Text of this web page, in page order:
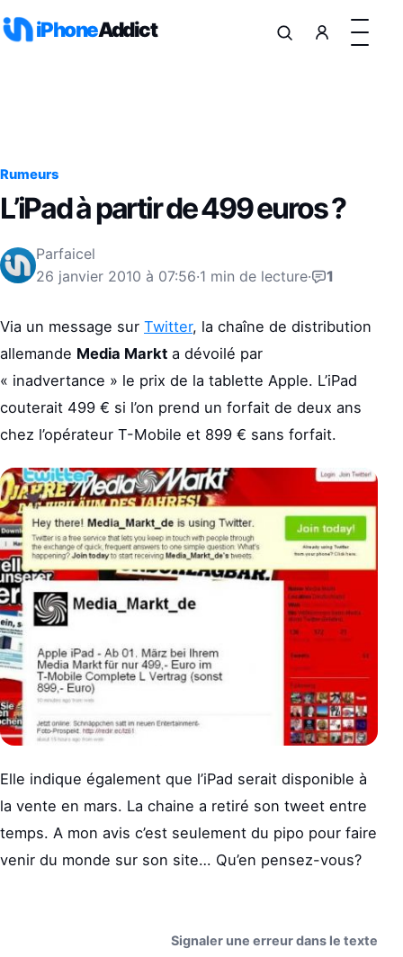
iPhoneAddict
Rumeurs
L’iPad à partir de 499 euros ?
Parfaicel
26 janvier 2010 à 07:56·1 min de lecture· 1
Via un message sur Twitter, la chaîne de distribution
allemande Media Markt a dévoilé par
« inadvertance » le prix de la tablette Apple. L’iPad
couterait 499 € si l’on prend un forfait de deux ans
chez l’opérateur T-Mobile et 899 € sans forfait.
Elle indique également que l’iPad serait disponible à
la vente en mars. La chaine a retiré son tweet entre
temps. A mon avis c’est seulement du pipo pour faire
venir du monde sur son site… Qu’en pensez-vous?
Signaler une erreur dans le texte